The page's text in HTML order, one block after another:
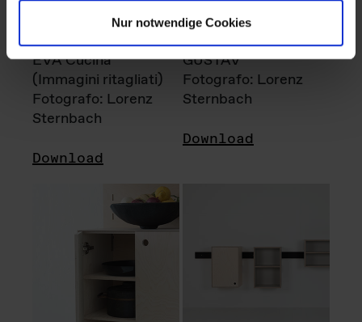
Nur notwendige Cookies
EVA Cucina
(Immagini ritagliati)
Fotografo: Lorenz
Sternbach
Download
GUSTAV
Fotografo: Lorenz
Sternbach
Download